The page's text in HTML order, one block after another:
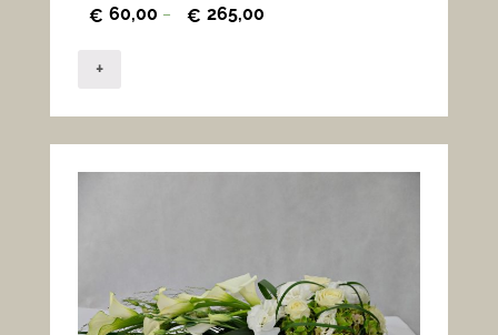
€ 60,00 – € 265,00
+